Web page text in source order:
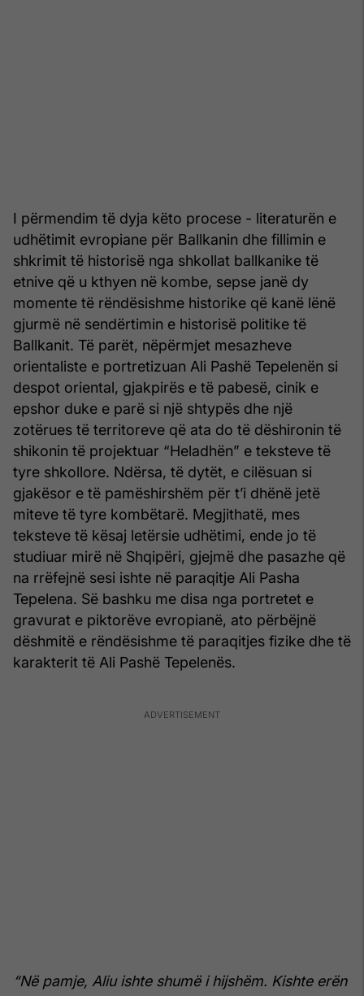
I përmendim të dyja këto procese - literaturën e
udhëtimit evropiane për Ballkanin dhe fillimin e
shkrimit të historisë nga shkollat ballkanike të
etnive që u kthyen në kombe, sepse janë dy
momente të rëndësishme historike që kanë lënë
gjurmë në sendërtimin e historisë politike të
Ballkanit. Të parët, nëpërmjet mesazheve
orientaliste e portretizuan Ali Pashë Tepelenën si
despot oriental, gjakpirës e të pabesë, cinik e
epshor duke e parë si një shtypës dhe një
zotërues të territoreve që ata do të dëshironin të
shikonin të projektuar “Heladhën” e teksteve të
tyre shkollore. Ndërsa, të dytët, e cilësuan si
gjakësor e të pamëshirshëm për t’i dhënë jetë
miteve të tyre kombëtarë. Megjithatë, mes
teksteve të kësaj letërsie udhëtimi, ende jo të
studiuar mirë në Shqipëri, gjejmë dhe pasazhe që
na rrëfejnë sesi ishte në paraqitje Ali Pasha
Tepelena. Së bashku me disa nga portretet e
gravurat e piktorëve evropianë, ato përbëjnë
dëshmitë e rëndësishme të paraqitjes fizike dhe të
karakterit të Ali Pashë Tepelenës.
“Në pamje, Aliu ishte shumë i hijshëm. Kishte erën